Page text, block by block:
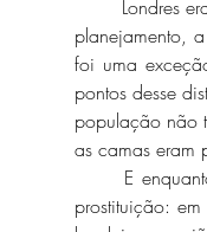
planejamento,
foi uma
pontos desse
população não
as camas eram
prostituição: